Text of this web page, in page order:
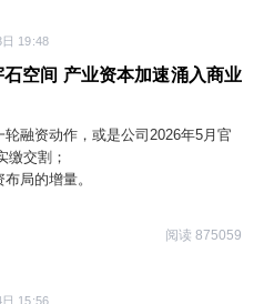
19:48
空间 产业资本加速涌入商业
融资动作，或是公司2026年5月官
缴交割；
局的增量。